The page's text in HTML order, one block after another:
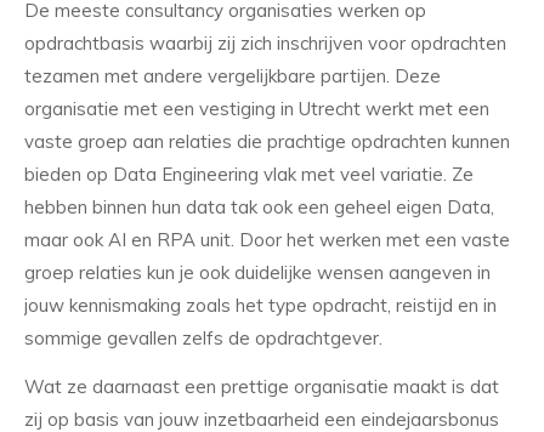
De meeste consultancy organisaties werken op
opdrachtbasis waarbij zij zich inschrijven voor opdrachten
tezamen met andere vergelijkbare partijen. Deze
organisatie met een vestiging in Utrecht werkt met een
vaste groep aan relaties die prachtige opdrachten kunnen
bieden op Data Engineering vlak met veel variatie. Ze
hebben binnen hun data tak ook een geheel eigen Data,
maar ook AI en RPA unit. Door het werken met een vaste
groep relaties kun je ook duidelijke wensen aangeven in
jouw kennismaking zoals het type opdracht, reistijd en in
sommige gevallen zelfs de opdrachtgever.
Wat ze daarnaast een prettige organisatie maakt is dat
zij op basis van jouw inzetbaarheid een eindejaarsbonus